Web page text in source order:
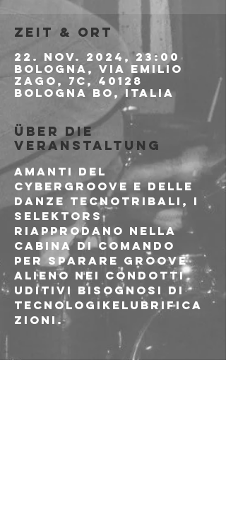
Zeit & Ort
22. Nov. 2024, 23:00
Bologna, Via Emilio
Zago, 7c, 40128
Bologna BO, Italia
Über die
Veranstaltung
Amanti del
cybergroove e delle
danze tecnotribali, i
selektors
riapprodano nella
cabina di comando
per sparare groove
alieno nei condotti
uditivi bisognosi di
tecnologikelubrifica
zioni.
✺ local crew bech &